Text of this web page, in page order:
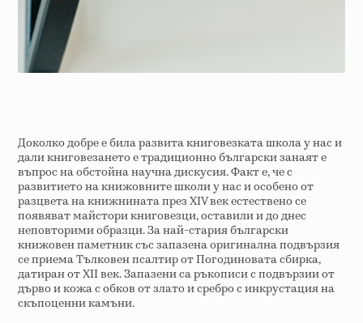
Доколко добре е била развита книговезката школа у нас и
дали книговезането е традиционно български занаят е
въпрос на обстойна научна дискусия. Факт е, че с
развитието на книжовните школи у нас и особено от
разцвета на книжнината през XIV век естествено се
появяват майстори книговезци, оставили и до днес
неповторими образци. За най-стария български
книжовен паметник със запазена оригинална подвързия
се приема Тълковен псалтир от Погодиновата сбирка,
датиран от XII век. Запазени са ръкописи с подвързии от
дърво и кожа с обков от злато и сребро с инкрустация на
скъпоценни камъни.